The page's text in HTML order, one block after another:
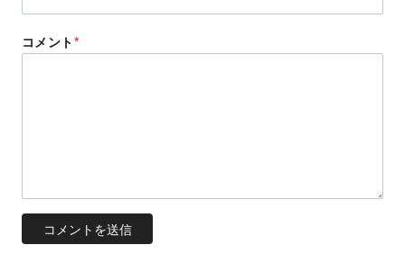
コメント*